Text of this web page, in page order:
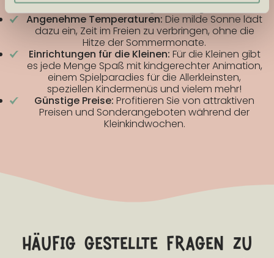
und auf Entdeckungsreise zu gehen.
Angenehme Temperaturen: Die milde Sonne lädt
dazu ein, Zeit im Freien zu verbringen, ohne die
Hitze der Sommermonate.
Einrichtungen für die Kleinen: Für die Kleinen gibt
es jede Menge Spaß mit kindgerechter Animation,
einem Spielparadies für die Allerkleinsten,
speziellen Kindermenüs und vielem mehr!
Günstige Preise: Profitieren Sie von attraktiven
Preisen und Sonderangeboten während der
Kleinkindwochen.
häufig gestellte fragen zu